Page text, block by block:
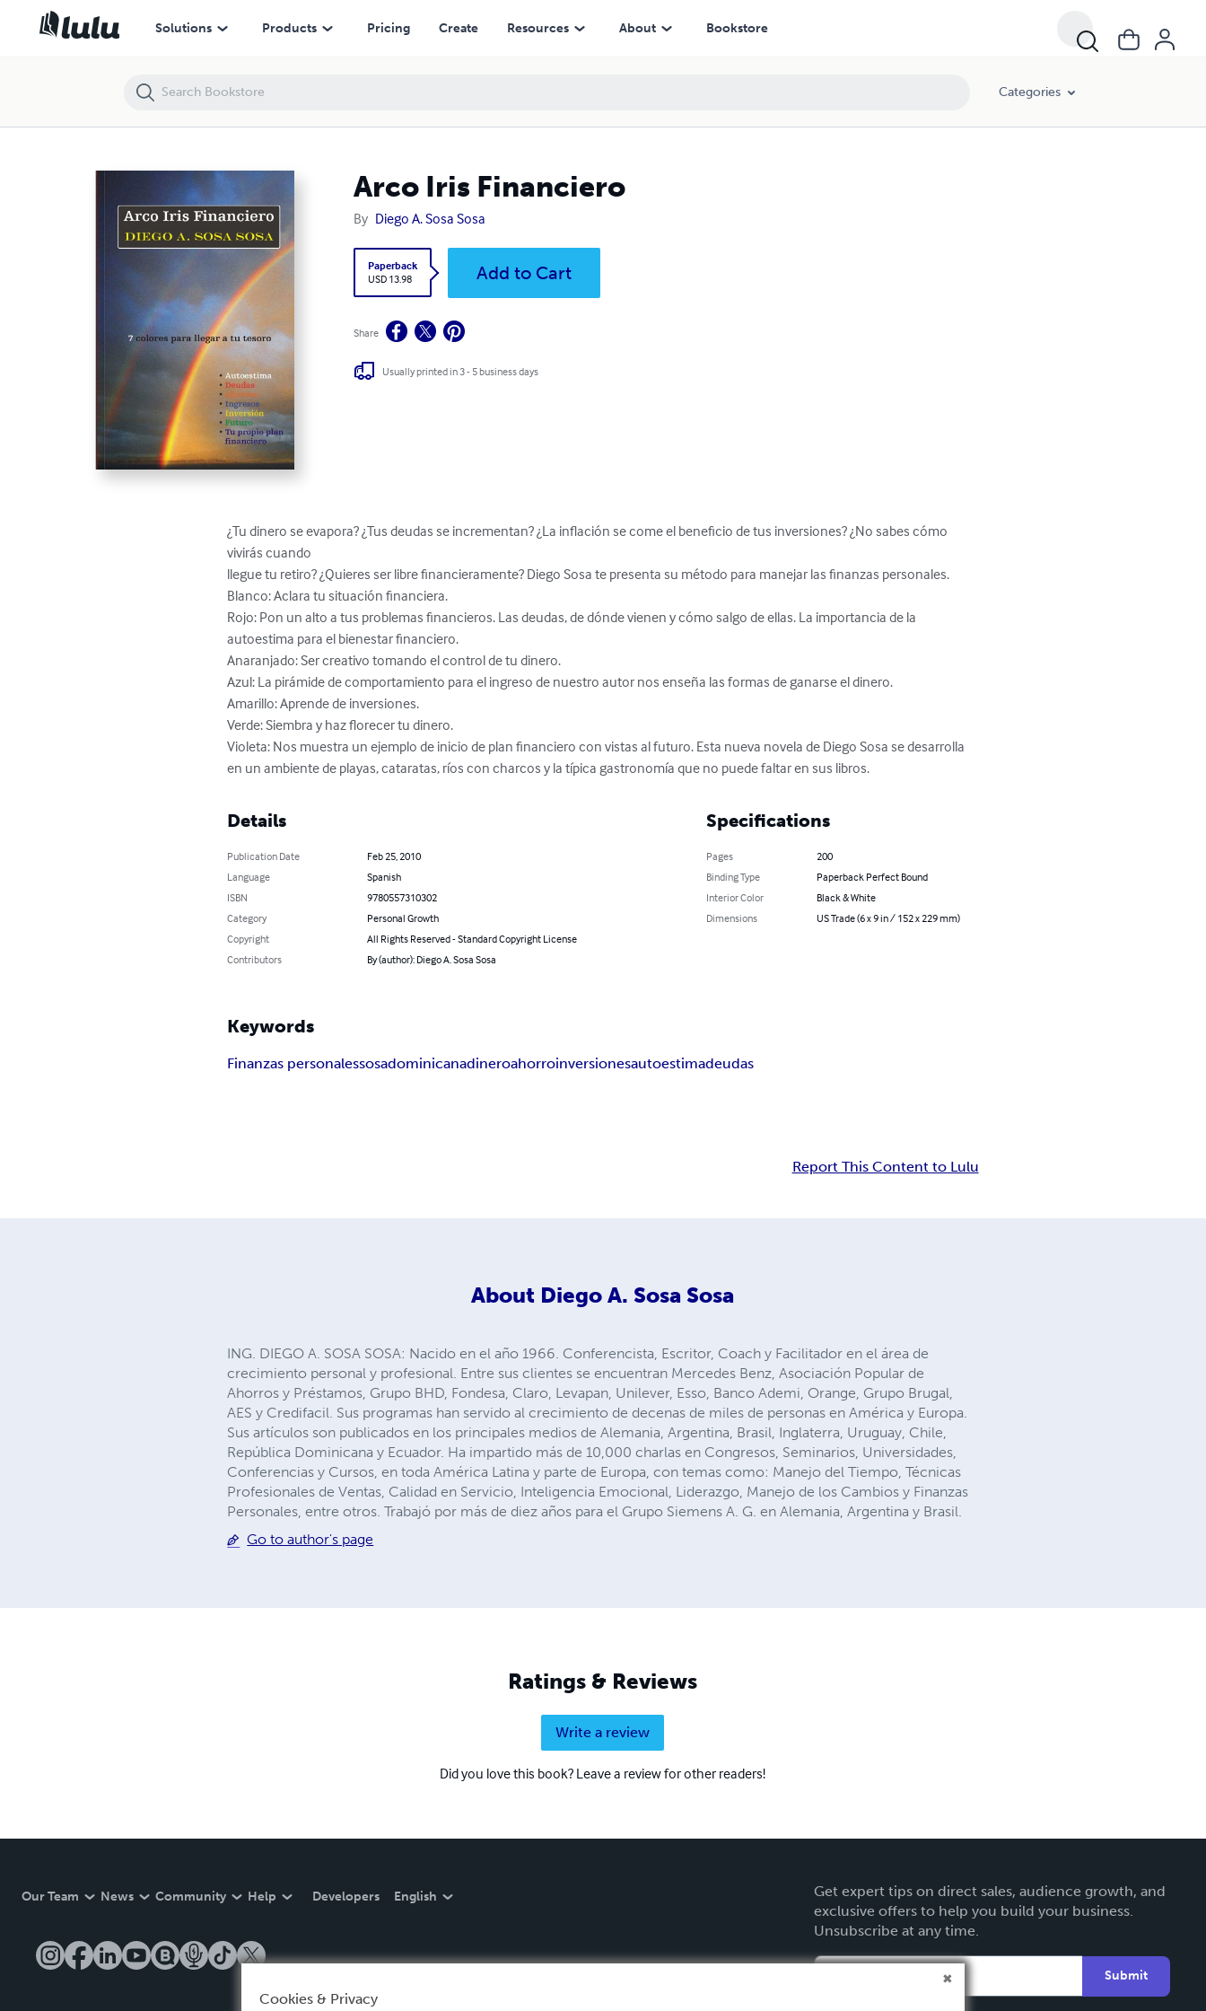
Solutions Products Pricing Create Resources About Bookstore
Categories
Arco Iris Financiero
By Diego A. Sosa Sosa
Paperback
USD 13.98
Add to Cart
Share
Usually printed in 3 - 5 business days
¿Tu dinero se evapora? ¿Tus deudas se incrementan? ¿La inflación se come el beneficio de tus inversiones? ¿No sabes cómo
vivirás cuando
llegue tu retiro? ¿Quieres ser libre financieramente? Diego Sosa te presenta su método para manejar las finanzas personales.
Blanco: Aclara tu situación financiera.
Rojo: Pon un alto a tus problemas financieros. Las deudas, de dónde vienen y cómo salgo de ellas. La importancia de la
autoestima para el bienestar financiero.
Anaranjado: Ser creativo tomando el control de tu dinero.
Azul: La pirámide de comportamiento para el ingreso de nuestro autor nos enseña las formas de ganarse el dinero.
Amarillo: Aprende de inversiones.
Verde: Siembra y haz florecer tu dinero.
Violeta: Nos muestra un ejemplo de inicio de plan financiero con vistas al futuro. Esta nueva novela de Diego Sosa se desarrolla
en un ambiente de playas, cataratas, ríos con charcos y la típica gastronomía que no puede faltar en sus libros.
Details
Publication Date
Feb 25, 2010
Language
Spanish
ISBN
9780557310302
Category
Personal Growth
Copyright
All Rights Reserved - Standard Copyright License
Contributors
By (author): Diego A. Sosa Sosa
Specifications
Pages
200
Binding Type
Paperback Perfect Bound
Interior Color
Black & White
Dimensions
US Trade (6 x 9 in / 152 x 229 mm)
Keywords
Finanzas personalessosadominicanadineroahorroinversionesautoestimadeudas
Report This Content to Lulu
About Diego A. Sosa Sosa
ING. DIEGO A. SOSA SOSA: Nacido en el año 1966. Conferencista, Escritor, Coach y Facilitador en el área de
crecimiento personal y profesional. Entre sus clientes se encuentran Mercedes Benz, Asociación Popular de
Ahorros y Préstamos, Grupo BHD, Fondesa, Claro, Levapan, Unilever, Esso, Banco Ademi, Orange, Grupo Brugal,
AES y Credifacil. Sus programas han servido al crecimiento de decenas de miles de personas en América y Europa.
Sus artículos son publicados en los principales medios de Alemania, Argentina, Brasil, Inglaterra, Uruguay, Chile,
República Dominicana y Ecuador. Ha impartido más de 10,000 charlas en Congresos, Seminarios, Universidades,
Conferencias y Cursos, en toda América Latina y parte de Europa, con temas como: Manejo del Tiempo, Técnicas
Profesionales de Ventas, Calidad en Servicio, Inteligencia Emocional, Liderazgo, Manejo de los Cambios y Finanzas
Personales, entre otros. Trabajó por más de diez años para el Grupo Siemens A. G. en Alemania, Argentina y Brasil.
Go to author's page
Ratings & Reviews
Write a review
Did you love this book? Leave a review for other readers!
Our Team News Community Help Developers English
Get expert tips on direct sales, audience growth, and
exclusive offers to help you build your business.
Unsubscribe at any time.
Submit
Arco Iris Financiero
Cookies & Privacy